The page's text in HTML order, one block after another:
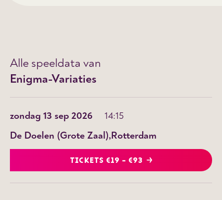
Alle speeldata van
Enigma-Variaties
zondag 13 sep 2026
14:15
Rotterdam
De Doelen (Grote Zaal)
TICKETS €19 - €93